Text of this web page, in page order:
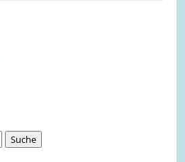
Suche